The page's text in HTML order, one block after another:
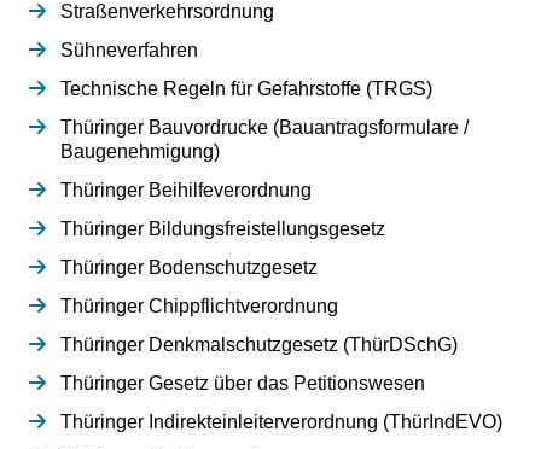
Straßenverkehrsordnung
Sühneverfahren
Technische Regeln für Gefahrstoffe (TRGS)
Thüringer Bauvordrucke (Bauantragsformulare /
Baugenehmigung)
Thüringer Beihilfeverordnung
Thüringer Bildungsfreistellungsgesetz
Thüringer Bodenschutzgesetz
Thüringer Chippflichtverordnung
Thüringer Denkmalschutzgesetz (ThürDSchG)
Thüringer Gesetz über das Petitionswesen
Thüringer Indirekteinleiterverordnung (ThürIndEVO)